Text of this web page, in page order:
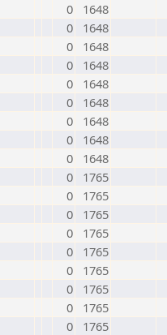
0
1648
0
1648
0
1648
0
1648
0
1648
0
1648
0
1648
0
1648
0
1648
0
1765
0
1765
0
1765
0
1765
0
1765
0
1765
0
1765
0
1765
0 1765